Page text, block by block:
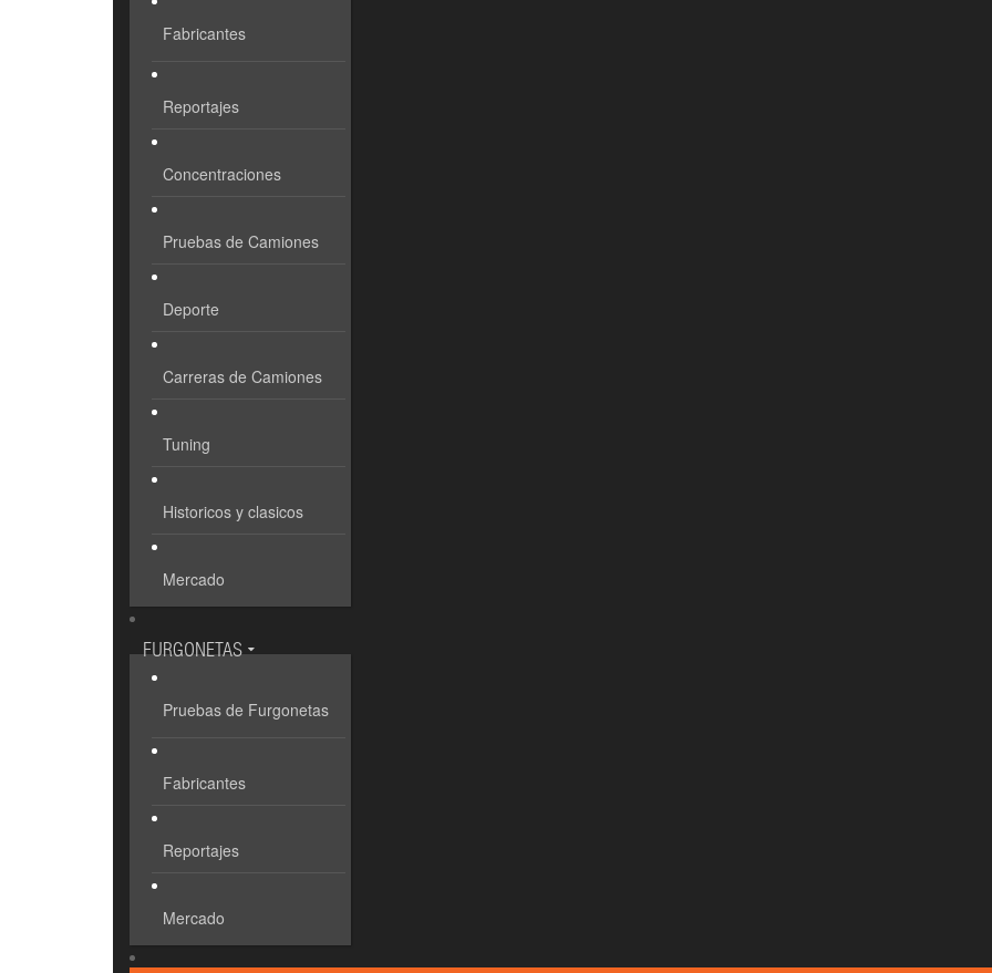
Fabricantes
Reportajes
Concentraciones
Pruebas de Camiones
Deporte
Carreras de Camiones
Tuning
Historicos y clasicos
Mercado
FURGONETAS
Pruebas de Furgonetas
Fabricantes
Reportajes
Mercado